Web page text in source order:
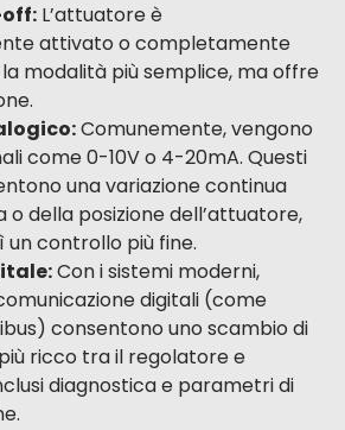
L’attuatore è
attivato o completamente
modalità più semplice, ma offre
Comunemente, vengono
come 0-10V o 4-20mA. Questi
una variazione continua
o della posizione dell’attuatore,
controllo più fine.
Con i sistemi moderni,
digitali (come
consentono uno scambio di
ricco tra il regolatore e
diagnostica e parametri di